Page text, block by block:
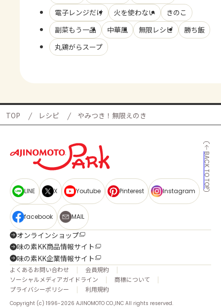
電子レンジだけ
火を使わない
きのこ
副菜もう一品
中華風 無限レシピ
勝ち飯
丸鶏がらスープ
TOP レシピ やみつき！無限えのき
BACK TO TOP
LINE X Youtube Pinterest Instagram
facebook MAIL
オンラインショップ
味の素KK商品情報サイト
味の素KK企業情報サイト
よくあるお問い合わせ
会員規約
ソーシャルメディアガイドライン
商標について
プライバシーポリシー
利用規約
Copyright (c) 1996-2026 AJINOMOTO CO.,INC All rights reserved.